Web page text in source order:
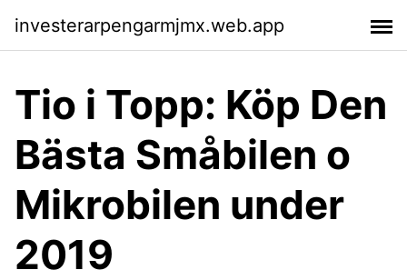
investerarpengarmjmx.web.app
Tio i Topp: Köp Den
Bästa Småbilen o
Mikrobilen under
2019